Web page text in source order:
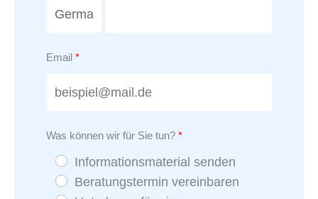
Email
Was können wir für Sie tun?
Informationsmaterial senden
Beratungstermin vereinbaren